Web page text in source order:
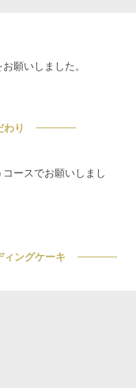
願いしました。
わり
ースでお願いしまし
ィングケーキ